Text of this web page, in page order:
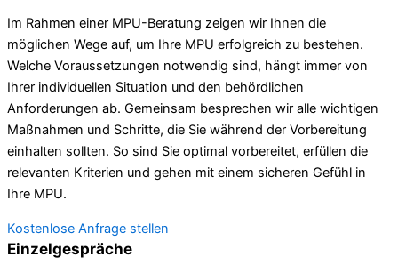
Im Rahmen einer MPU-Beratung zeigen wir Ihnen die
möglichen Wege auf, um Ihre MPU erfolgreich zu bestehen.
Welche Voraussetzungen notwendig sind, hängt immer von
Ihrer individuellen Situation und den behördlichen
Anforderungen ab. Gemeinsam besprechen wir alle wichtigen
Maßnahmen und Schritte, die Sie während der Vorbereitung
einhalten sollten. So sind Sie optimal vorbereitet, erfüllen die
relevanten Kriterien und gehen mit einem sicheren Gefühl in
Ihre MPU.
Kostenlose Anfrage stellen
Einzelgespräche